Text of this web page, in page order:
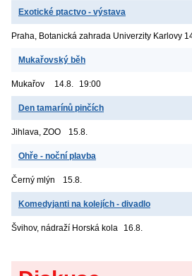
Exotické ptactvo - výstava
Praha, Botanická zahrada Univerzity Karlovy
Mukařovský běh
Mukařov 14.8. 19:00
Den tamarínů pinčích
Jihlava, ZOO 15.8.
Ohře - noční plavba
Černý mlýn 15.8.
Komedyjanti na kolejích - divadlo
Švihov, nádraží Horská kola 16.8.